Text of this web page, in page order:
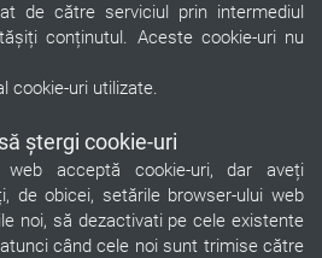
de către serviciul prin intermediul
conținutul. Aceste cookie-uri nu
cookie-uri utilizate.
ștergi cookie-uri
web acceptă cookie-uri, dar aveți
de obicei, setările browser-ului web
noi, să dezactivati pe cele existente
când cele noi sunt trimise către